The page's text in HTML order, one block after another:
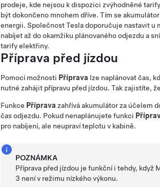
prodeje, kde nejsou k dispozici zvýhodněné
být dokončeno mnohem dříve. Tím se
energii. Společnost Tesla doporučuje nastavit u
nabíjet až do okamžiku plánovaného odjezdu a
tarify elektřiny.
Příprava před jízdou
Pomocí možnosti Příprava lze naplánovat čas,
nutné zahájit přípravu před jízdou. Tak zajistíte,
Funkce Příprava zahřívá akumulátor za účelem
čas odjezdu. Pokud nenaplánujete funkci
pro nabíjení, ale neupraví teplotu v kabině.
POZNÁMKA
Příprava před jízdou je funkční i tehdy, když
3 není v režimu nízkého výkonu.